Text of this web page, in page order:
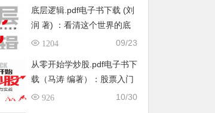
底层逻辑.pdf电子书下载 (刘
润 著) ：看清这个世界的底
牌 1204 09/23
从零开始学炒股.pdf电子书下
载（马涛 编著）：股票入门
与实战
926 10/30